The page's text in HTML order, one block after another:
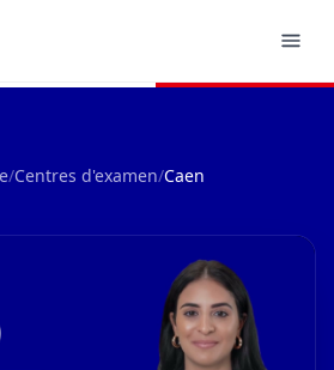
/Centres d'examen/Caen